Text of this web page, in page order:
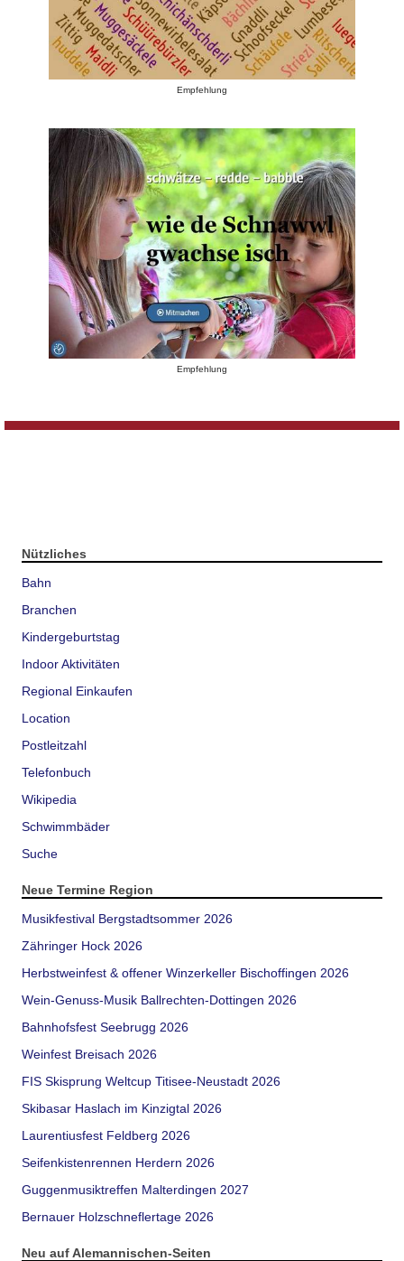
Empfehlung
Empfehlung
Nützliches
Bahn
Branchen
Kindergeburtstag
Indoor Aktivitäten
Regional Einkaufen
Location
Postleitzahl
Telefonbuch
Wikipedia
Schwimmbäder
Suche
Neue Termine Region
Musikfestival Bergstadtsommer 2026
Zähringer Hock 2026
Herbstweinfest & offener Winzerkeller Bischoffingen 2026
Wein-Genuss-Musik Ballrechten-Dottingen 2026
Bahnhofsfest Seebrugg 2026
Weinfest Breisach 2026
FIS Skisprung Weltcup Titisee-Neustadt 2026
Skibasar Haslach im Kinzigtal 2026
Laurentiusfest Feldberg 2026
Seifenkistenrennen Herdern 2026
Guggenmusiktreffen Malterdingen 2027
Bernauer Holzschneflertage 2026
Neu auf Alemannischen-Seiten